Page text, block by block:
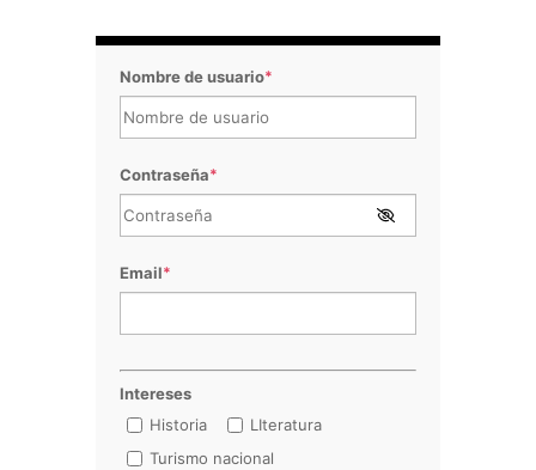
Nombre de usuario*
Contraseña*
Email*
Intereses
Historia
LIteratura
Turismo nacional